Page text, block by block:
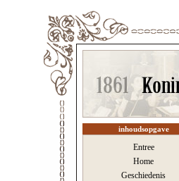
inhoudsopgave
Entree
Home
Geschiedenis